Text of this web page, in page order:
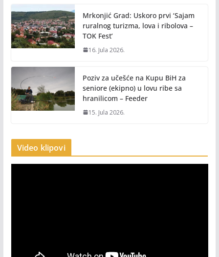
Mrkonjić Grad: Uskoro prvi ‘Sajam
ruralnog turizma, lova i ribolova –
TOK Fest’
16. Jula 2026.
Poziv za učešće na Kupu BiH za
seniore (ekipno) u lovu ribe sa
hranilicom – Feeder
15. Jula 2026.
Video klipovi